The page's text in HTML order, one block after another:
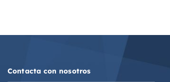
Contacta con nosotros